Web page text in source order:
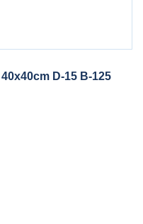
D-15 B-125